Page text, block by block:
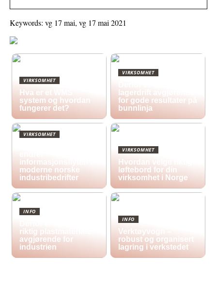
Keywords: vg 17 mai, vg 17 mai 2021
VIRKSOMHET
Hva er et WMS
system og hvordan
fungerer det?
VIRKSOMHET
lagerdrift avgjørende
for gode resultater på
bunnlinja
VIRKSOMHET
informasjonsflyten i
moderne norske
industribedrifter
VIRKSOMHET
Hvordan velge riktig
løftebord for din
virksomhet i Norge
INFO
riktig plastmateriale
avgjørende for
industrien
INFO
Verktøyvogn –
robust og organisert
lagring i verkstedet